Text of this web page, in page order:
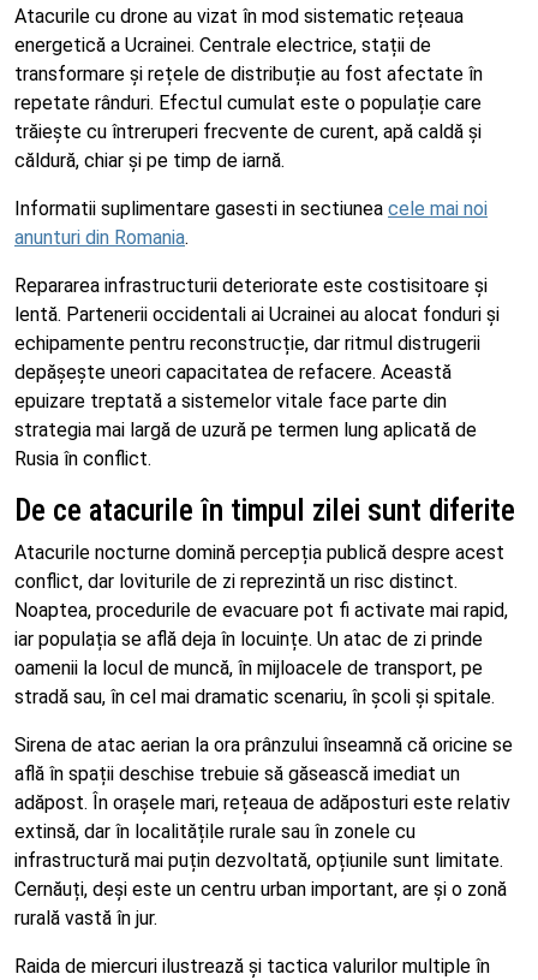
Atacurile cu drone au vizat în mod sistematic rețeaua
energetică a Ucrainei. Centrale electrice, stații de
transformare și rețele de distribuție au fost afectate în
repetate rânduri. Efectul cumulat este o populație care
trăiește cu întreruperi frecvente de curent, apă caldă și
căldură, chiar și pe timp de iarnă.
Informatii suplimentare gasesti in sectiunea cele mai noi
anunturi din Romania.
Repararea infrastructurii deteriorate este costisitoare și
lentă. Partenerii occidentali ai Ucrainei au alocat fonduri și
echipamente pentru reconstrucție, dar ritmul distrugerii
depășește uneori capacitatea de refacere. Această
epuizare treptată a sistemelor vitale face parte din
strategia mai largă de uzură pe termen lung aplicată de
Rusia în conflict.
De ce atacurile în timpul zilei sunt diferite
Atacurile nocturne domină percepția publică despre acest
conflict, dar loviturile de zi reprezintă un risc distinct.
Noaptea, procedurile de evacuare pot fi activate mai rapid,
iar populația se află deja în locuințe. Un atac de zi prinde
oamenii la locul de muncă, în mijloacele de transport, pe
stradă sau, în cel mai dramatic scenariu, în școli și spitale.
Sirena de atac aerian la ora prânzului înseamnă că oricine se
află în spații deschise trebuie să găsească imediat un
adăpost. În orașele mari, rețeaua de adăposturi este relativ
extinsă, dar în localitățile rurale sau în zonele cu
infrastructură mai puțin dezvoltată, opțiunile sunt limitate.
Cernăuți, deși este un centru urban important, are și o zonă
rurală vastă în jur.
Raida de miercuri ilustrează și tactica valurilor multiple în